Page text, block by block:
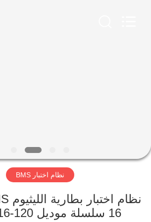
جولة
المصنع
نظام اختبار BMS
16 سلسلة موديل AWT-S16-120